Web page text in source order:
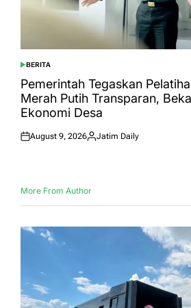
POSTED
IN
BERITA
Pemerintah Tegaskan
Merah Putih Transparan,
Ekonomi Desa
Posted
August 9, 2026
Posted
Jatim Daily
More From Author